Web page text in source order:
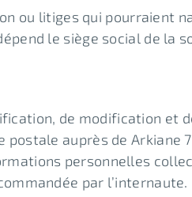
ou litiges qui pourraient
le siège social de la
de modification et
auprès de Arkiane
personnelles
par l’internaute.